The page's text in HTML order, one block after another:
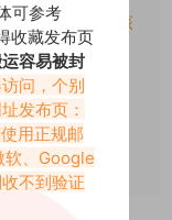
量搬运，一经核
的权益可以提
可参考
收藏发布页
容易被封
问，个别
发布页：
用正规邮
软、Google
不到验证